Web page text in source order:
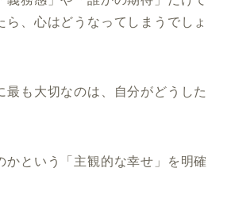
ら、心はどうなってしまうでしょ
最も大切なのは、自分がどうした
かという「主観的な幸せ」を明確